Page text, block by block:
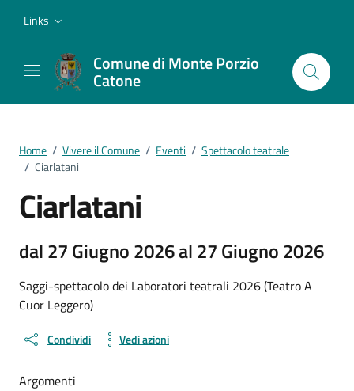
Links
Comune di Monte Porzio
Catone
Home / Vivere il Comune / Eventi / Spettacolo teatrale
/ Ciarlatani
Ciarlatani
dal 27 Giugno 2026 al 27 Giugno 2026
Saggi-spettacolo dei Laboratori teatrali 2026 (Teatro A
Cuor Leggero)
Condividi Vedi azioni
Argomenti